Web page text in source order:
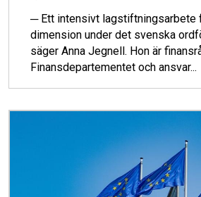
─ Ett intensivt lagstiftningsarbete
dimension under det svenska
säger Anna Jegnell. Hon är
Finansdepartementet och ansvar...